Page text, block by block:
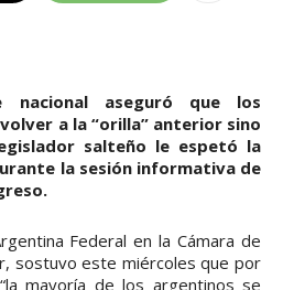
aseguró que los
a la “orilla” anterior sino
salteño le espetó la
la sesión informativa de
Federal en la Cámara de
sostuvo este miércoles que por
mayoría de los argentinos se